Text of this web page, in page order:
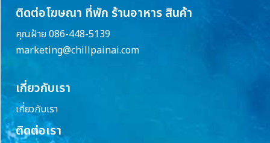
ติดต่อโฆษณา ที่พัก ร้านอาหาร สินค้า
คุณฝ้าย 086-448-5139
marketing@chillpainai.com
เกี่ยวกับเรา
เกี่ยวกับเรา
ติดต่อเรา